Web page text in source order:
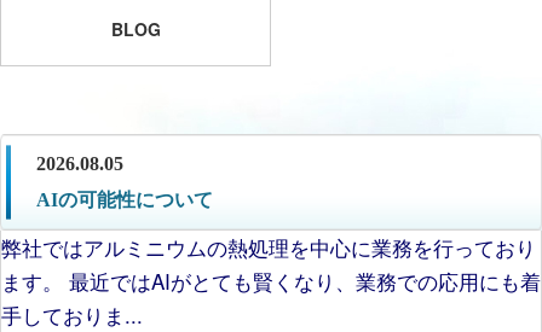
BLOG
2026.08.05
AIの可能性について
弊社ではアルミニウムの熱処理を中心に業務を行っており
ます。 最近ではAIがとても賢くなり、業務での応用にも着
手しておりま...